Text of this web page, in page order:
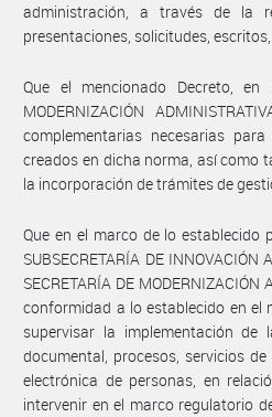
administración, a través de la
presentaciones, solicitudes,
Que el mencionado Decreto,
MODERNIZACIÓN
complementarias necesarias
creados en dicha norma, así como
la incorporación de trámites de
Que en el marco de lo establecido
SUBSECRETARÍA DE
SECRETARÍA DE
conformidad a lo establecido en el
supervisar la implementación
documental, procesos, servicios
electrónica de personas, en
intervenir en el marco regulatorio